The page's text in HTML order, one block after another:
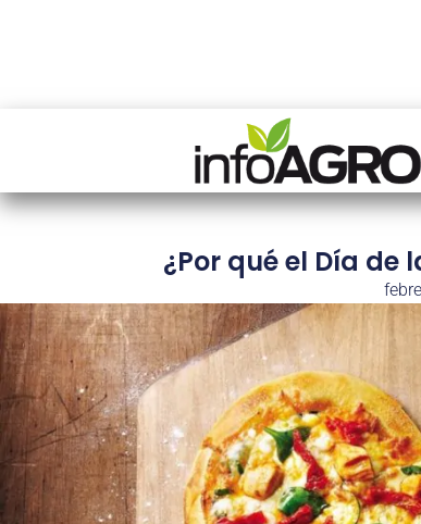
¿Por qué el Día de